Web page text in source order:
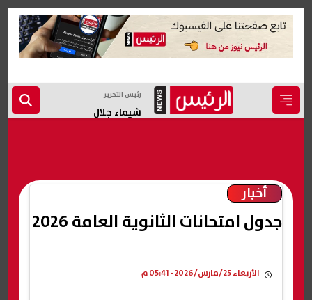
رئيس التحرير
شيماء جلال
أخبار
جدول امتحانات الثانوية العامة 2026
الأربعاء 25/مارس/2026 - 05:41 م